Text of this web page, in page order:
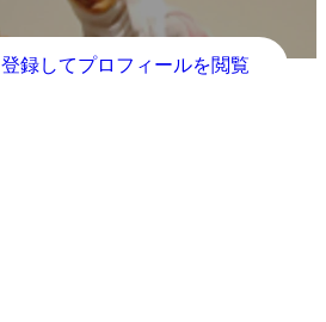
登録してプロフィールを閲覧